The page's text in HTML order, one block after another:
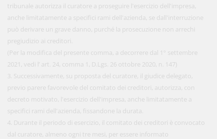
tribunale autorizza il curatore a proseguire l'esercizio dell'impresa,
anche limitatamente a specifici rami dell'azienda, se dall'interruzione
può derivare un grave danno, purché la prosecuzione non arrechi
pregiudizio ai creditori.
(Per la modifica del presente comma, a decorrere dal 1° settembre
2021, vedi l’ art. 24, comma 1, D.Lgs. 26 ottobre 2020, n. 147)
3. Successivamente, su proposta del curatore, il giudice delegato,
previo parere favorevole del comitato dei creditori, autorizza, con
decreto motivato, l'esercizio dell'impresa, anche limitatamente a
specifici rami dell'azienda, fissandone la durata.
4. Durante il periodo di esercizio, il comitato dei creditori è convocato
dal curatore, almeno ogni tre mesi, per essere informato